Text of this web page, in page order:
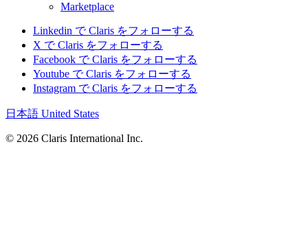
Marketplace
Linkedin で Claris をフォローする
X で Claris をフォローする
Facebook で Claris をフォローする
Youtube で Claris をフォローする
Instagram で Claris をフォローする
日本語 United States
© 2026 Claris International Inc.